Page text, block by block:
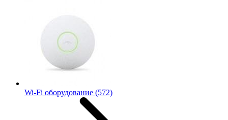
Wi-Fi оборудование (572)